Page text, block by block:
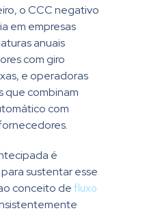
o CCC negativo
em empresas
anuais
com giro
e operadoras
que combinam
com
é
sustentar esse
conceito defluxo